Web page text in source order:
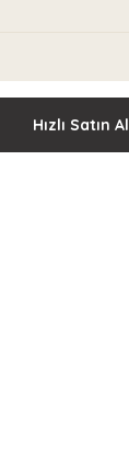
Hızlı Satın Al